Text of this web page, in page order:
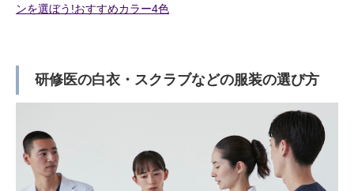
ンを選ぼう!おすすめカラー4色
研修医の白衣・スクラブなどの服装の選び方